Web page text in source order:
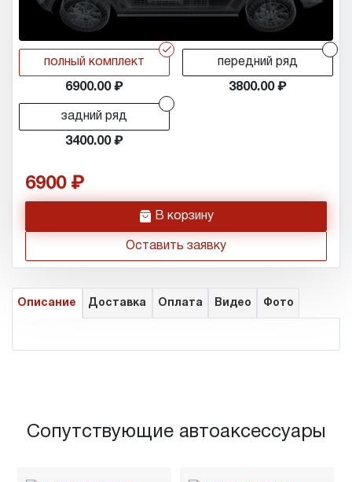
r
полный комплект
6900.00
передний ряд
3800.00
задний ряд
3400.00
6900
h В корзину
Оставить заявку
Описание Доставка Оплата Видео Фото
Сопутствующие автоаксессуары